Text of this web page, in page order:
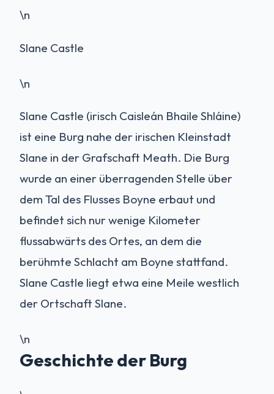
\n
Slane Castle
\n
Slane Castle (irisch Caisleán Bhaile Shláine)
ist eine Burg nahe der irischen Kleinstadt
Slane in der Grafschaft Meath. Die Burg
wurde an einer überragenden Stelle über
dem Tal des Flusses Boyne erbaut und
befindet sich nur wenige Kilometer
flussabwärts des Ortes, an dem die
berühmte Schlacht am Boyne stattfand.
Slane Castle liegt etwa eine Meile westlich
der Ortschaft Slane.
\n
Geschichte der Burg